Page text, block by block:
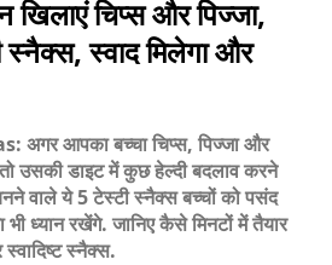
खिलाएं चिप्स और पिज्जा,
स्नैक्स, स्वाद मिलेगा और
आपका बच्चा चिप्स, पिज्जा और
उसकी डाइट में कुछ हेल्दी बदलाव करने
वाले ये 5 टेस्टी स्नैक्स बच्चों को पसंद
ध्यान रखेंगे. जानिए कैसे मिनटों में तैयार
स्नैक्स.